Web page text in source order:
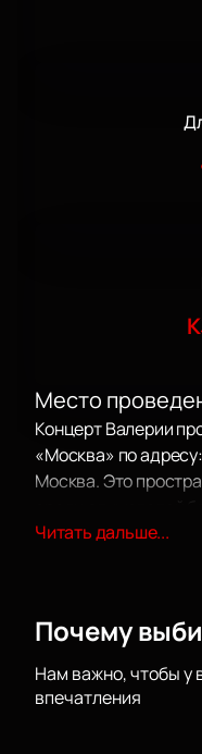
Место
Концерт Валерии
«Москва» по
Москва. Это
удобному
из самых известных
Народная артистка
большим
Государственный
Читать дальше...
Почему
Нам важно, чтобы у
впечатления